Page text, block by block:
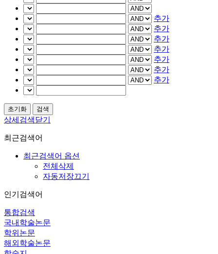
추가
추가
추가
추가
추가
추가
추가
상세검색닫기
최근검색어
최근검색어 옵션
전체삭제
자동저장끄기
인기검색어
통합검색
국내학술논문
학위논문
해외학술논문